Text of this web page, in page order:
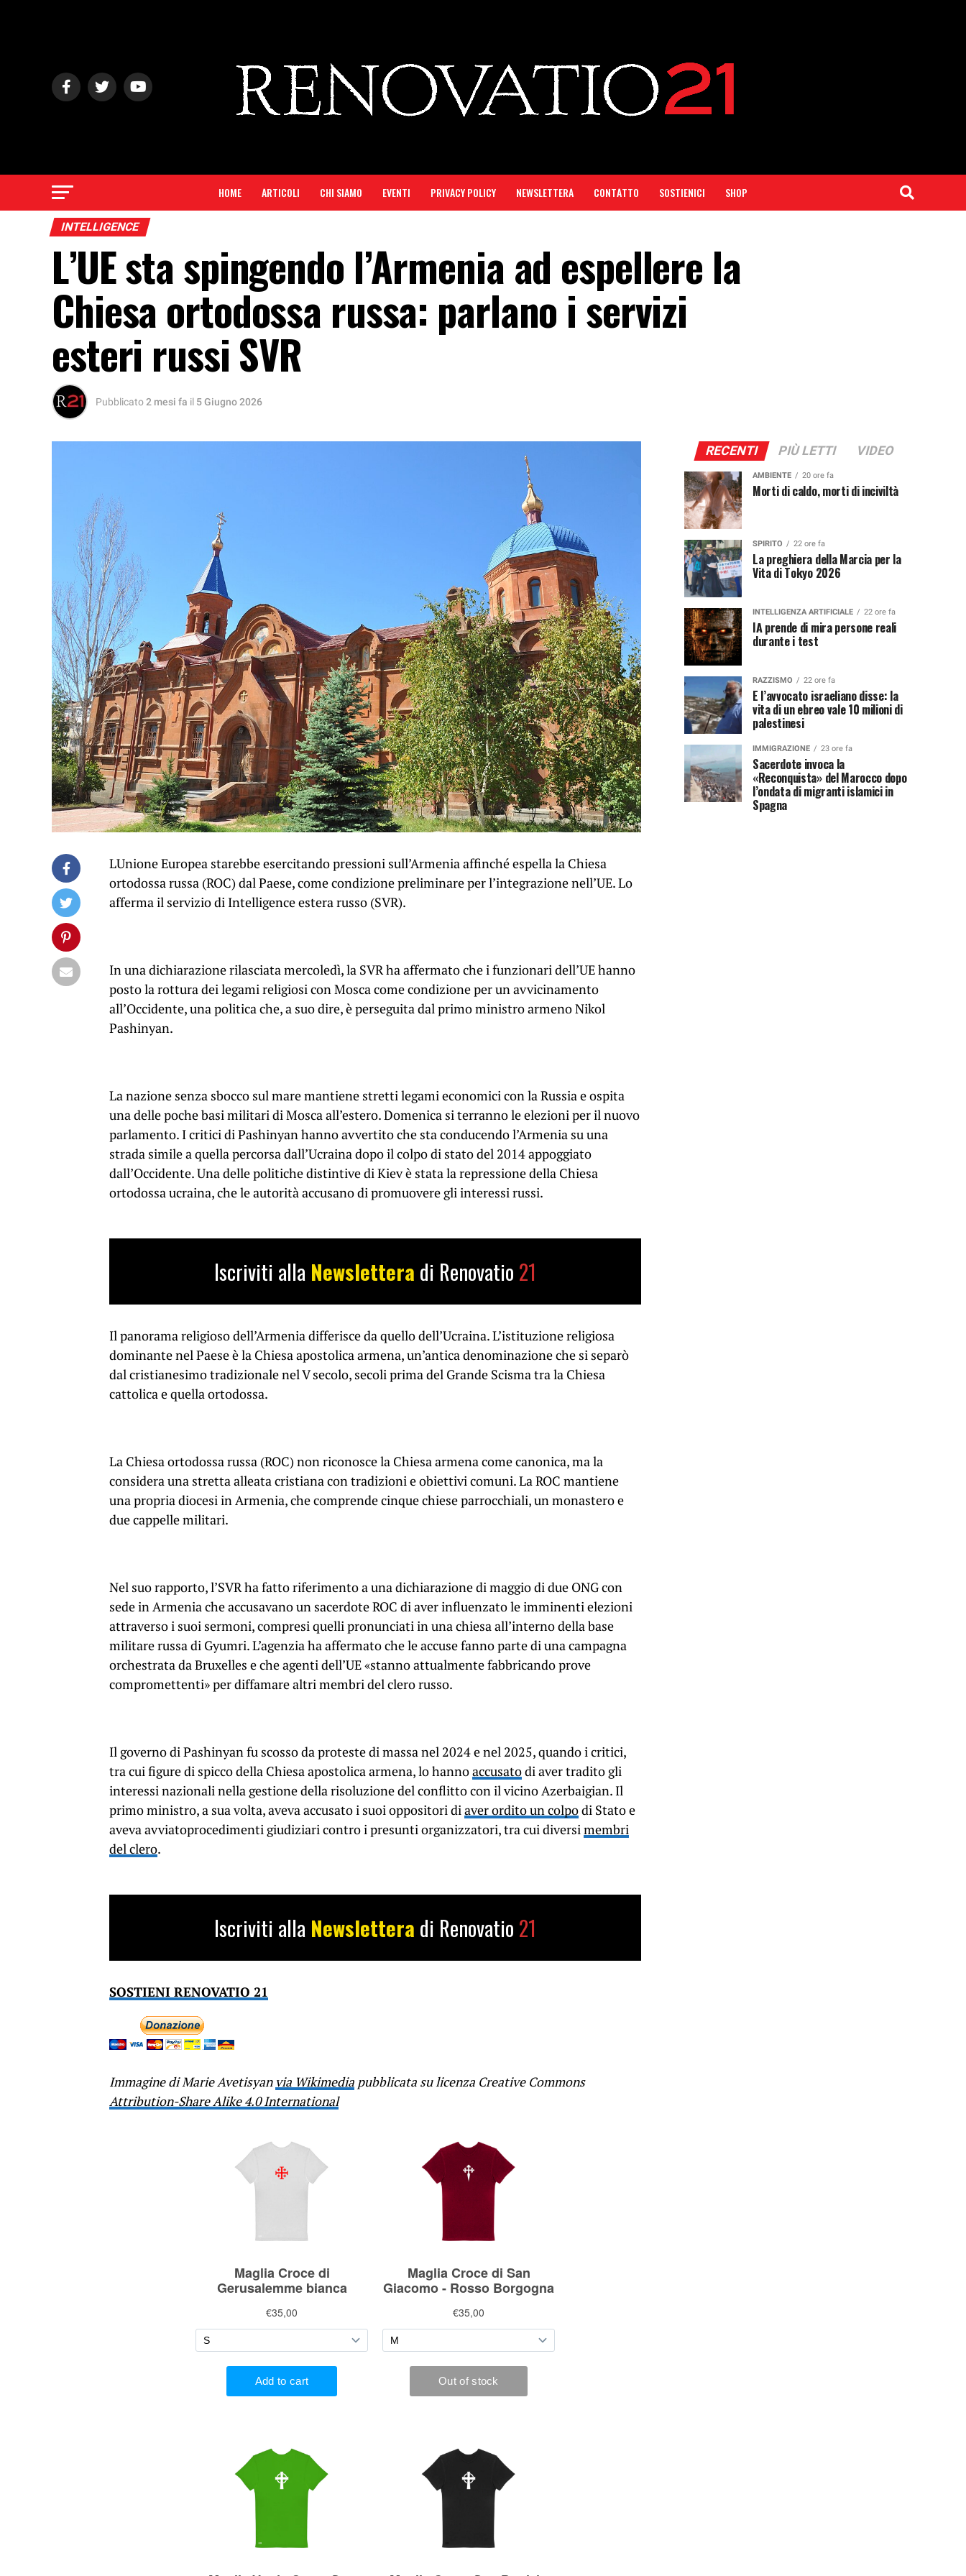
HOME ARTICOLI CHI SIAMO EVENTI PRIVACY POLICY NEWSLETTERA CONTATTO SOSTIENICI SHOP
INTELLIGENCE
L’UE sta spingendo l’Armenia ad espellere la
Chiesa ortodossa russa: parlano i servizi
esteri russi SVR
Pubblicato2 mesi fa il 5 Giugno 2026
LUnione Europea starebbe esercitando pressioni sull’Armenia affinché espella la Chiesa
ortodossa russa (ROC) dal Paese, come condizione preliminare per l’integrazione nell’UE. Lo
afferma il servizio di Intelligence estera russo (SVR).
In una dichiarazione rilasciata mercoledì, la SVR ha affermato che i funzionari dell’UE hanno
posto la rottura dei legami religiosi con Mosca come condizione per un avvicinamento
all’Occidente, una politica che, a suo dire, è perseguita dal primo ministro armeno Nikol
Pashinyan.
La nazione senza sbocco sul mare mantiene stretti legami economici con la Russia e ospita
una delle poche basi militari di Mosca all’estero. Domenica si terranno le elezioni per il nuovo
parlamento. I critici di Pashinyan hanno avvertito che sta conducendo l’Armenia su una
strada simile a quella percorsa dall’Ucraina dopo il colpo di stato del 2014 appoggiato
dall’Occidente. Una delle politiche distintive di Kiev è stata la repressione della Chiesa
ortodossa ucraina, che le autorità accusano di promuovere gli interessi russi.
Iscriviti alla Newslettera di Renovatio 21
Il panorama religioso dell’Armenia differisce da quello dell’Ucraina. L’istituzione religiosa
dominante nel Paese è la Chiesa apostolica armena, un’antica denominazione che si separò
dal cristianesimo tradizionale nel V secolo, secoli prima del Grande Scisma tra la Chiesa
cattolica e quella ortodossa.
La Chiesa ortodossa russa (ROC) non riconosce la Chiesa armena come canonica, ma la
considera una stretta alleata cristiana con tradizioni e obiettivi comuni. La ROC mantiene
una propria diocesi in Armenia, che comprende cinque chiese parrocchiali, un monastero e
due cappelle militari.
Nel suo rapporto, l’SVR ha fatto riferimento a una dichiarazione di maggio di due ONG con
sede in Armenia che accusavano un sacerdote ROC di aver influenzato le imminenti elezioni
attraverso i suoi sermoni, compresi quelli pronunciati in una chiesa all’interno della base
militare russa di Gyumri. L’agenzia ha affermato che le accuse fanno parte di una campagna
orchestrata da Bruxelles e che agenti dell’UE «stanno attualmente fabbricando prove
compromettenti» per diffamare altri membri del clero russo.
Il governo di Pashinyan fu scosso da proteste di massa nel 2024 e nel 2025, quando i critici,
tra cui figure di spicco della Chiesa apostolica armena, lo hannoaccusatodi aver tradito gli
interessi nazionali nella gestione della risoluzione del conflitto con il vicino Azerbaigian. Il
primo ministro, a sua volta, aveva accusato i suoi oppositori diaver ordito un colpodi Stato e
aveva avviatoprocedimenti giudiziari contro i presunti organizzatori, tra cui diversimembri
del clero.
Iscriviti alla Newslettera di Renovatio 21
SOSTIENI RENOVATIO 21
Immagine di Marie Avetisyan via Wikimedia pubblicata su licenza Creative Commons
Attribution-Share Alike 4.0 International
RECENTI PIÙ LETTI VIDEO
AMBIENTE 20 ore fa
Morti di caldo, morti di inciviltà
SPIRITO 22 ore fa
La preghiera della Marcia per la
Vita di Tokyo 2026
INTELLIGENZA ARTIFICIALE 22 ore fa
IA prende di mira persone reali
durante i test
RAZZISMO 22 ore fa
E l’avvocato israeliano disse: la
vita di un ebreo vale 10 milioni di
palestinesi
IMMIGRAZIONE 23 ore fa
Sacerdote invoca la
«Reconquista» del Marocco dopo
l’ondata di migranti islamici in
Spagna